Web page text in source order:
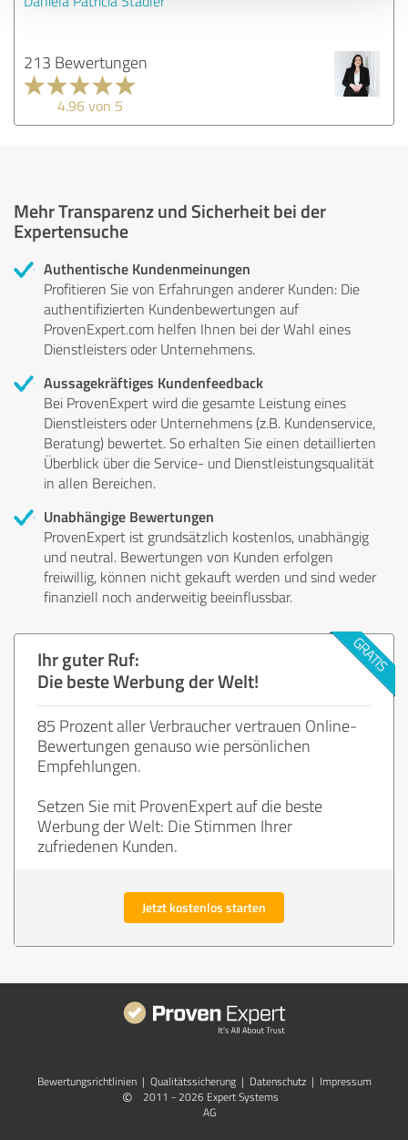
213 Bewertungen
4.96 von 5
Mehr Transparenz und Sicherheit bei der
Expertensuche
Authentische Kundenmeinungen
Profitieren Sie von Erfahrungen anderer Kunden: Die
authentifizierten Kundenbewertungen auf
ProvenExpert.com helfen Ihnen bei der Wahl eines
Dienstleisters oder Unternehmens.
Aussagekräftiges Kundenfeedback
Bei ProvenExpert wird die gesamte Leistung eines
Dienstleisters oder Unternehmens (z.B. Kundenservice,
Beratung) bewertet. So erhalten Sie einen detaillierten
Überblick über die Service- und Dienstleistungsqualität
in allen Bereichen.
Unabhängige Bewertungen
ProvenExpert ist grundsätzlich kostenlos, unabhängig
und neutral. Bewertungen von Kunden erfolgen
freiwillig, können nicht gekauft werden und sind weder
finanziell noch anderweitig beeinflussbar.
Ihr guter Ruf:
Die beste Werbung der Welt!
85 Prozent aller Verbraucher vertrauen Online-
Bewertungen genauso wie persönlichen
Empfehlungen.
Setzen Sie mit ProvenExpert auf die beste
Werbung der Welt: Die Stimmen Ihrer
zufriedenen Kunden.
Jetzt kostenlos starten
Bewertungs­richtlinien | Qualitätssicherung | Datenschutz | Impressum
©
2011 - 2026 Expert Systems
AG